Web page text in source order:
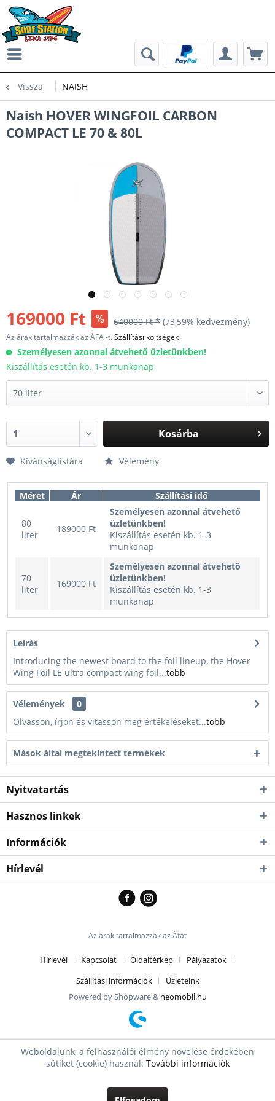
Vissza NAISH
Naish HOVER WINGFOIL CARBON
COMPACT LE 70 & 80L
169000 Ft 640000 Ft * (73,59% kedvezmény)
Az árak tartalmazzák az ÁFA -t.Szállítási költségek
Személyesen azonnal átvehető üzletünkben!
Kiszállítás esetén kb. 1-3 munkanap
Kosárba
Kívánságlistára Vélemény
Méret Ár Szállítási idő
80
liter
189000 Ft
Személyesen azonnal átvehető
üzletünkben!
Kiszállítás esetén kb. 1-3
munkanap
70
liter
169000 Ft
Személyesen azonnal átvehető
üzletünkben!
Kiszállítás esetén kb. 1-3
munkanap
Leírás
Introducing the newest board to the foil lineup, the Hover
Wing Foil LE ultra compact wing foil...több
Vélemények
0
Olvasson, írjon és vitasson meg értékeléseket...több
Mások által megtekintett termékek
Nyitvatartás
Hasznos linkek
Információk
Hírlevél
Az árak tartalmazzák az Áfát
Hírlevél Kapcsolat Oldaltérkép
Pályázatok
Szállítási információk
Üzleteink
Powered by Shopware & neomobil.hu
Weboldalunk, a felhasználói élmény növelése érdekében
sütiket (cookie) használ: További információk